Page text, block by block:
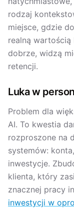
rodzaj
miejsce, gdzie
realną
dobrze, widzą
retencji.
Luka w
Problem dla
AI. To kwestia
rozproszone na
systemów:
inwestycje.
klienta, który
znacznej pracy
inwestycji w